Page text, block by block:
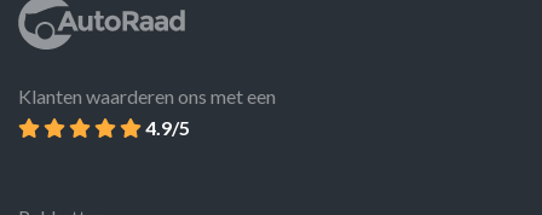
Klanten waarderen ons met een
4.9/5